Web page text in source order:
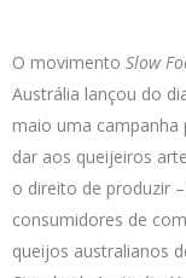
O movimento Slow
Austrália lançou do
maio uma campanha
dar aos queijeiros
o direito de produzir
consumidores de
queijos australianos